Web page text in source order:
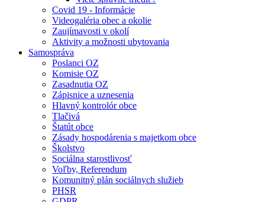
Covid 19 - Informácie
Videogaléria obec a okolie
Zaujímavosti v okolí
Aktivity a možnosti ubytovania
Samospráva
Poslanci OZ
Komisie OZ
Zasadnutia OZ
Zápisnice a uznesenia
Hlavný kontrolór obce
Tlačivá
Štatút obce
Zásady hospodárenia s majetkom obce
Školstvo
Sociálna starostlivosť
Voľby, Referendum
Komunitný plán sociálnych služieb
PHSR